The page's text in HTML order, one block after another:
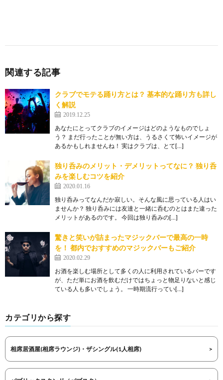
関連する記事
クラブでモテる踊り方とは？ 基本的な踊り方も詳し
く解説
2019.12.25
あなたにとってクラブのイメージはどのようなものでしょ
う？ まだ行ったことが無い方は、うるさくて怖いイメージが
あるかもしれませんね！ 実はクラブは、とて[…]
独り呑みのメリット・デメリットってなに？ 独り呑
みを楽しむコツを紹介
2020.01.16
独り呑みってなんだか寂しい。そんな風に思っている人はい
ませんか？ 独り呑みには友達と一緒に呑むのとはまた違った
メリットがあるのです。 今回は独り呑みの[…]
驚きと笑いが詰まったマジックバーで最高の一時
を！ 都内でおすすめのマジックバーもご紹介
2020.02.29
お酒を楽しむ場所として多くの人に利用されているバーです
が、ただ単にお酒を飲むだけではちょっと物足りないと感じ
ている人も多いでしょう。 一時期流行ってい[…]
カテゴリから探す
相席居酒屋(相席ラウンジ)・ザシングル(1人相席)